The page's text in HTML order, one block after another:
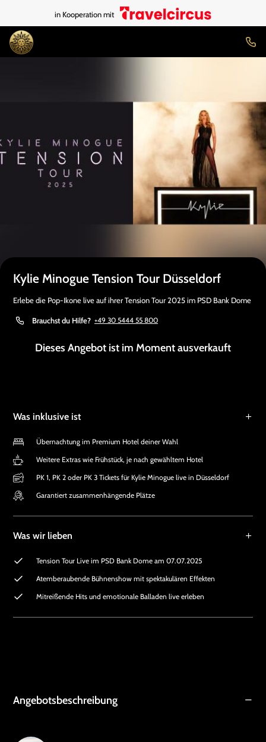
in Kooperation mit
Kylie Minogue Tension Tour Düsseldorf
Erlebe die Pop-Ikone live auf ihrer Tension Tour 2025 im PSD Bank Dome
Brauchst du Hilfe? +49 30 5444 55 800
Dieses Angebot ist im Moment ausverkauft
Was inklusive ist
Übernachtung im Premium Hotel deiner Wahl
Weitere Extras wie Frühstück, je nach gewähltem Hotel
PK 1, PK 2 oder PK 3 Tickets für Kylie Minogue live in Düsseldorf
Garantiert zusammenhängende Plätze
Was wir lieben
Tension Tour Live im PSD Bank Dome am 07.07.2025
Atemberaubende Bühnenshow mit spektakulären Effekten
Mitreißende Hits und emotionale Balladen live erleben
Angebotsbeschreibung